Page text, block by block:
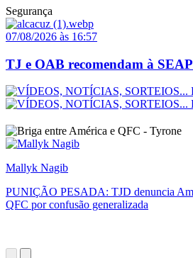
Segurança
07/08/2026 às 16:57
TJ e OAB recomendam à
Mallyk Nagib
PUNIÇÃO PESADA: TJD denuncia
QFC por confusão generalizada